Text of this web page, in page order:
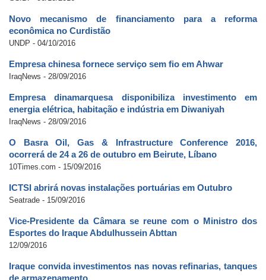
Novo mecanismo de financiamento para a reforma
econômica no Curdistão
UNDP - 04/10/2016
Empresa chinesa fornece serviço sem fio em Ahwar
IraqNews - 28/09/2016
Empresa dinamarquesa disponibiliza investimento em
energia elétrica, habitação e indústria em Diwaniyah
IraqNews - 28/09/2016
O Basra Oil, Gas & Infrastructure Conference 2016,
ocorrerá de 24 a 26 de outubro em Beirute, Líbano
10Times.com - 15/09/2016
ICTSI abrirá novas instalações portuárias em Outubro
Seatrade - 15/09/2016
Vice-Presidente da Câmara se reune com o Ministro dos
Esportes do Iraque Abdulhussein Abttan
12/09/2016
Iraque convida investimentos nas novas refinarias, tanques
de armazenamento